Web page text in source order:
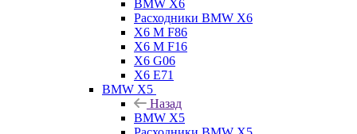
BMW X6
Расходники BMW X6
X6 M F86
X6 M F16
X6 G06
X6 E71
BMW X5
Назад
BMW X5